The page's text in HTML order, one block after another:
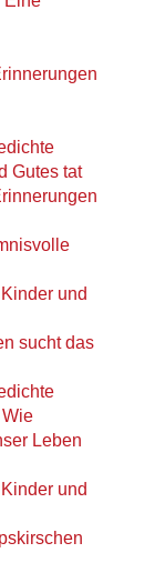
Gutes tat
und
sucht das
Leben
und